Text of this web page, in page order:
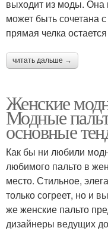
выходит из моды. Она
может быть сочетана
прямая челка
читать дальше →
Женские
Модные
основные
Как бы ни любили
любимого пальто в
место. Стильное,
только согреет, но и
же женские пальто
дизайнеры ведущих